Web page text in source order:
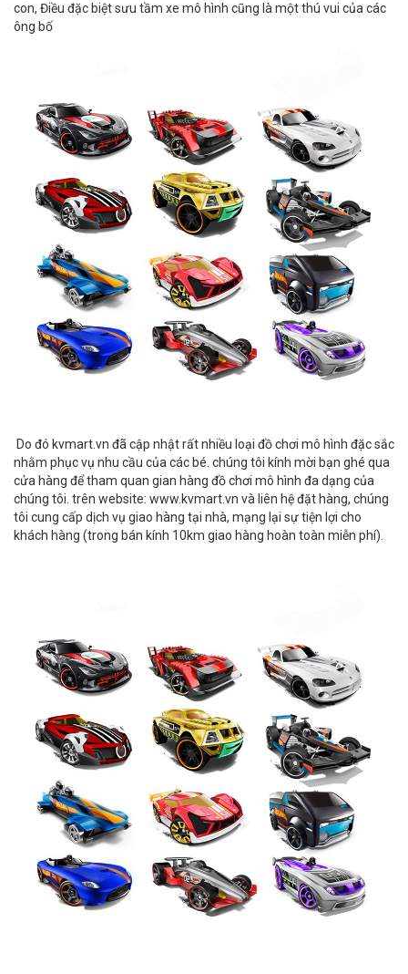
con, Điều đặc biệt sưu tầm xe mô hình cũng là một thú vui của các
ông bố
Do đó kvmart.vn đã cập nhật rất nhiều loại đồ chơi mô hình đặc sắc
nhằm phục vụ nhu cầu của các bé. chúng tôi kính mời bạn ghé qua
cửa hàng để tham quan gian hàng đồ chơi mô hình đa dạng của
chúng tôi. trên website: www.kvmart.vn và liên hệ đặt hàng, chúng
tôi cung cấp dịch vụ giao hàng tại nhà, mạng lại sự tiện lợi cho
khách hàng (trong bán kính 10km giao hàng hoàn toàn miễn phí).